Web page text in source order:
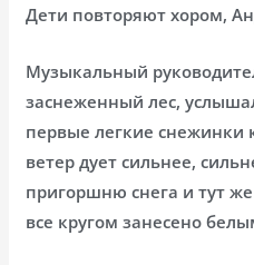
Дети повторяют хором,
Музыкальный
заснеженный лес,
первые легкие снежинки
ветер дует сильнее,
пригоршню снега и тут
все кругом занесено